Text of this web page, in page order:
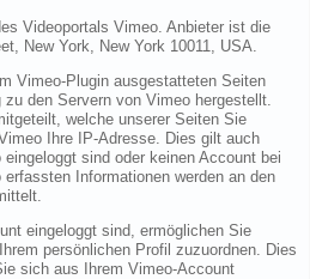
Videoportals Vimeo. Anbieter ist die
New York, New York 10011, USA.
Vimeo-Plugin ausgestatteten Seiten
den Servern von Vimeo hergestellt.
welche unserer Seiten Sie
Ihre IP-Adresse. Dies gilt auch
sind oder keinen Account bei
Informationen werden an den
eingeloggt sind, ermöglichen Sie
persönlichen Profil zuzuordnen. Dies
sich aus Ihrem Vimeo-Account